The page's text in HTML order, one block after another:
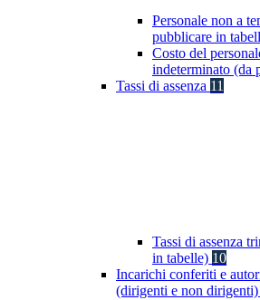
Personale non a
pubblicare in
Costo del
indeterminato (da
Tassi di assenza 11
Tassi di assenza
in tabelle) 10
Incarichi conferiti e
(dirigenti e non dirigenti)